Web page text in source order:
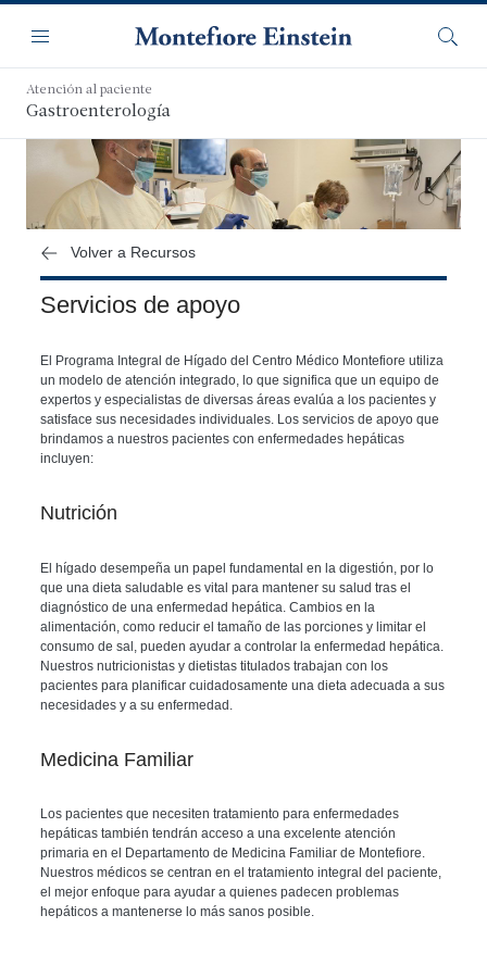
contenido
principal
Navegación
Menú
Atención al paciente
Gastroenterología
Volver a Recursos
Servicios de apoyo
El Programa Integral de Hígado del Centro Médico Montefiore utiliza
un modelo de atención integrado, lo que significa que un equipo de
expertos y especialistas de diversas áreas evalúa a los pacientes y
satisface sus necesidades individuales. Los servicios de apoyo que
brindamos a nuestros pacientes con enfermedades hepáticas
incluyen:
Nutrición
El hígado desempeña un papel fundamental en la digestión, por lo
que una dieta saludable es vital para mantener su salud tras el
diagnóstico de una enfermedad hepática. Cambios en la
alimentación, como reducir el tamaño de las porciones y limitar el
consumo de sal, pueden ayudar a controlar la enfermedad hepática.
Nuestros nutricionistas y dietistas titulados trabajan con los
pacientes para planificar cuidadosamente una dieta adecuada a sus
necesidades y a su enfermedad.
Medicina Familiar
Los pacientes que necesiten tratamiento para enfermedades
hepáticas también tendrán acceso a una excelente atención
primaria en el Departamento de Medicina Familiar de Montefiore.
Nuestros médicos se centran en el tratamiento integral del paciente,
el mejor enfoque para ayudar a quienes padecen problemas
hepáticos a mantenerse lo más sanos posible.